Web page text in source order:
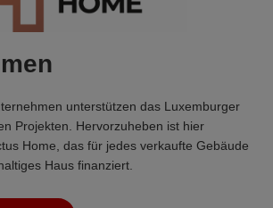
unterstützen das Luxemburger
Projekten. Hervorzuheben ist hier
Home, das für jedes verkaufte Gebäude
Haus finanziert.